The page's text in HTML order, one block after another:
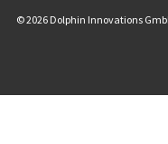
© 2026 Dolphin Innovations